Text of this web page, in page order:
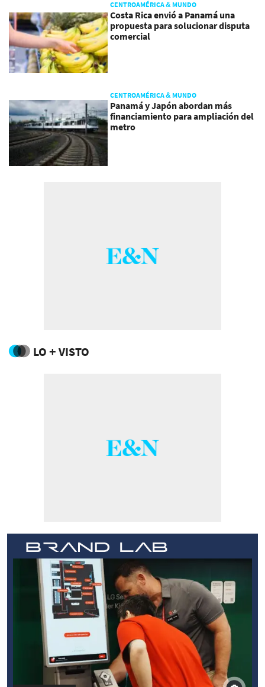
CENTROAMÉRICA & MUNDO
Costa Rica envió a Panamá una
propuesta para solucionar disputa
comercial
CENTROAMÉRICA & MUNDO
Panamá y Japón abordan más
financiamiento para ampliación del
metro
LO + VISTO